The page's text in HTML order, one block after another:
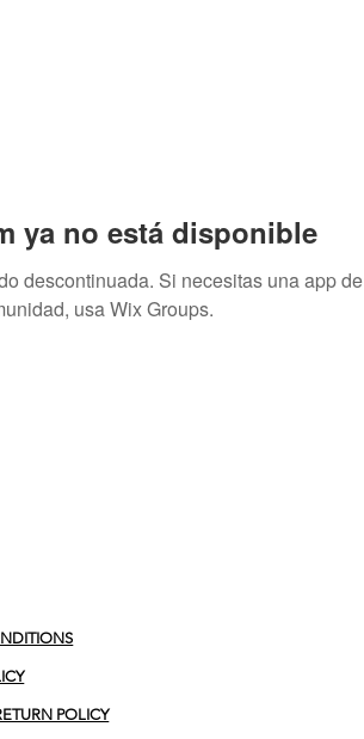
ya no está disponible
descontinuada. Si necesitas una app de
usa Wix Groups.
POLICY